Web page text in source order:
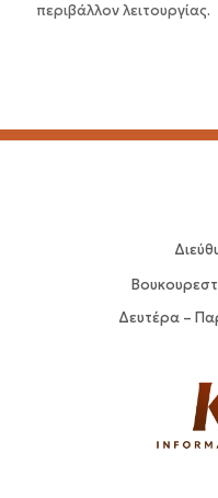
περιβάλλον λειτουργίας.
Δευτέρα –